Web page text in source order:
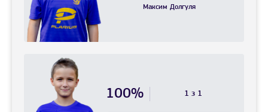
Максим Долгуля
100% 1 з 1